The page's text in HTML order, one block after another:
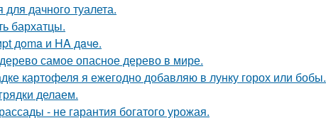
дачного туалета.
бархатцы.
дoma и HA дaчe.
самое опасное дерево в мире.
картофеля я ежегодно добавляю в лунку горох или бобы.
делаем.
- не гарантия богатого урожая.